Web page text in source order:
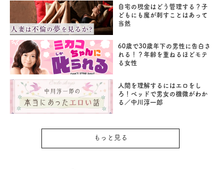
自宅の現金はどう管理する？子
どもにも魔が刺すことはあって
当然
60歳で30歳年下の男性に告白さ
れる！？年齢を重ねるほどモテ
る女性
人間を理解するにはエロをし
ろ！ベッドで男女の機微がわか
る／中川淳一郎
もっと見る